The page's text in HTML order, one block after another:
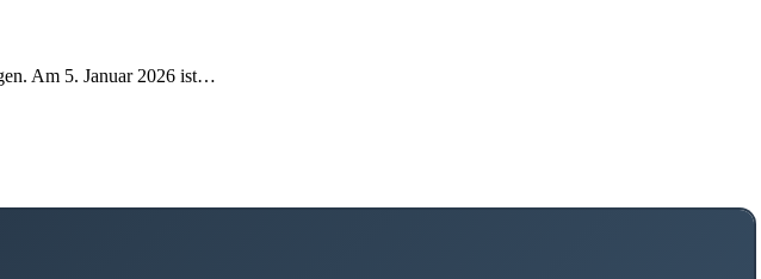
Am 5. Januar 2026 ist…